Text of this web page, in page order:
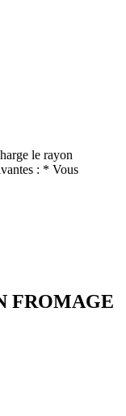
le rayon
: * Vous
FROMAGE